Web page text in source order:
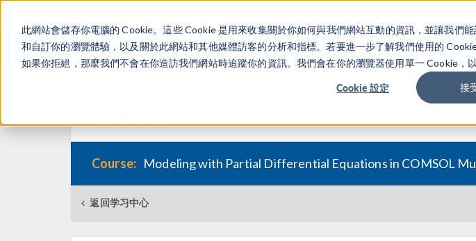
此網站會儲存你電腦的 Cookie。這些 Cookie 是用來收集關於你如何與我們網站互動的資訊，並讓我們
和自訂你的瀏覽體驗，以及關於此網站和其他媒體訪客的分析和指標。若要進一步了解我們使用的
如果你拒絕，那麼我們不會在你造訪我們網站時追蹤你的資訊。我們會在你的瀏覽器使用單一 Cookie，
Cookie 設定 接
Course: Modeling with Partial Differential Equations in COMSOL
返回学习中心